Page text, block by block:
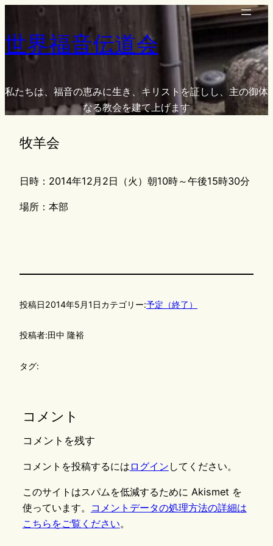
を
ッ
世界福音伝道会
私たちは、福音の恵みに生き、キリストを証しし、主の御体
なる教会を建て上げます
牧羊会
日時：2014年12月2日（火）朝10時～午後15時30分
場所：本部
投稿日2014年5月1日カテゴリー:予定（終了）
投稿者:田中 隆裕
タグ:
コメント
コメントを残す
コメントを投稿するには ログイン してください。
このサイトはスパムを低減するために Akismet を
使っています。
コメントデータの処理方法の詳細は
こちらをご覧ください。